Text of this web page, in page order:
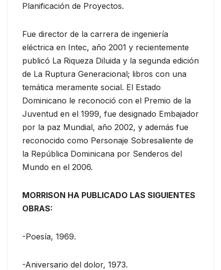
Planificación de Proyectos.
Fue director de la carrera de ingeniería
eléctrica en Intec, año 2001 y recientemente
publicó La Riqueza Diluida y la segunda edición
de La Ruptura Generacional; libros con una
temática meramente social. El Estado
Dominicano le reconoció con el Premio de la
Juventud en el 1999, fue designado Embajador
por la paz Mundial, año 2002, y además fue
reconocido como Personaje Sobresaliente de
la República Dominicana por Senderos del
Mundo en el 2006.
MORRISON HA PUBLICADO LAS SIGUIENTES
OBRAS:​
-Poesía, 1969.
-Aniversario del dolor, 1973.